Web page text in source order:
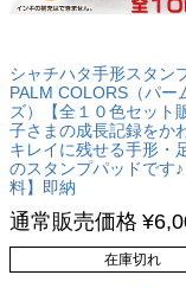
シャチハタ手形スタン
PALM COLORS（パー
ズ）【全１０色セット
子さまの成長記録をか
キレイに残せる手形・
のスタンプパッドです
料】即納
通常販売価格 ¥
在庫切れ